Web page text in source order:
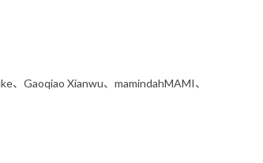
Gaoqiao Xianwu、mamindahMAMI、